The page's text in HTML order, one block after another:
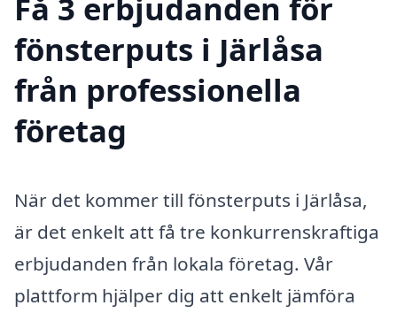
fönsterputs i Järlåsa
från professionella
företag
När det kommer till fönsterputs i Järlåsa,
är det enkelt att få tre konkurrenskraftiga
erbjudanden från lokala företag. Vår
plattform hjälper dig att enkelt jämföra